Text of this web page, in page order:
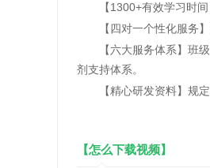
【1300+有效学习时间
【四对一个性化服务】
【六大服务体系】班级
剂支持体系。
【精心研发资料】规定
【怎么下载视频】